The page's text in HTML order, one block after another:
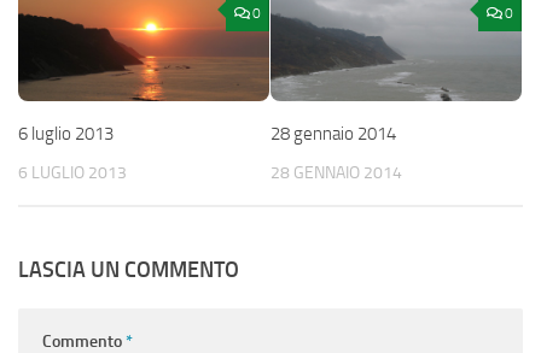
0
6 luglio 2013
6 LUGLIO 2013
0
28 gennaio 2014
28 GENNAIO 2014
LASCIA UN COMMENTO
Commento*